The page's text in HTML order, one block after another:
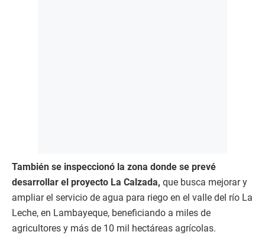
También se inspeccionó la zona donde se prevé
desarrollar el proyecto La Calzada, que busca mejorar y
ampliar el servicio de agua para riego en el valle del río La
Leche, en Lambayeque, beneficiando a miles de
agricultores y más de 10 mil hectáreas agrícolas.